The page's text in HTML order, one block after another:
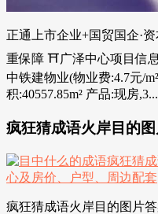
正通上市企业+国贸国企·
重保障 ⛩广泽中心项目信
中铁建物业(物业费:4.7元/
积:40557.85m² 产品:现房
疯狂猜成语火岸目的
疯狂猜成语火岸目的图片